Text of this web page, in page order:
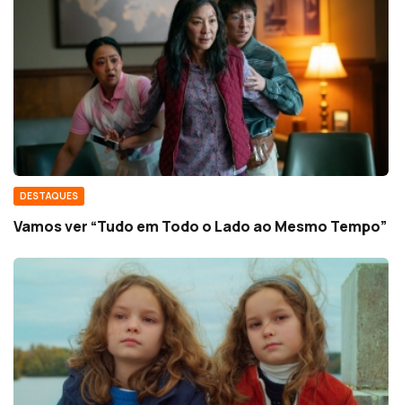
DESTAQUES
Vamos ver “Tudo em Todo o Lado ao Mesmo Tempo”